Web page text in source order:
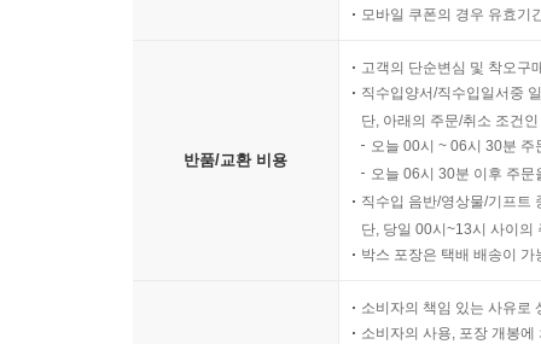
모바일 쿠폰의 경우 유효기
반품/교환 비용
고객의 단순변심 및 착오구
직수입양서/직수입일서중
단, 아래의 주문/취소 조건
오늘 00시 ~ 06시 30분
오늘 06시 30분 이후 주
직수입 음반/영상물/기프트
단, 당일 00시~13시 사이의
박스 포장은 택배 배송이
소비자의 책임 있는 사유로
소비자의 사용, 포장 개봉